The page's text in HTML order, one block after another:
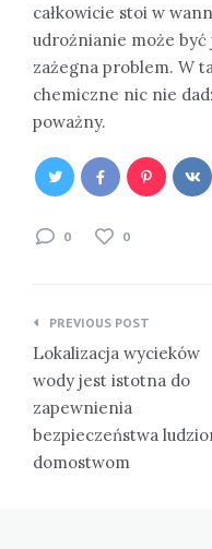
całkowicie stoi w
udrożnianie może
zażegna problem. W
chemiczne nic nie
poważny.
0 0
Nawigacja
wpisu
PREVIOUS POST
Lokalizacja wycieków
wody jest istotna do
zapewnienia
bezpieczeństwa
domostwom